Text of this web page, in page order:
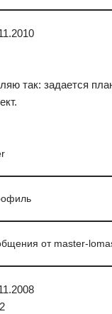
так: задается
от master-